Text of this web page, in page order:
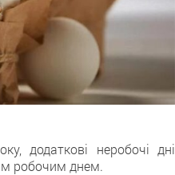
додаткові неробочі дні
робочим днем.